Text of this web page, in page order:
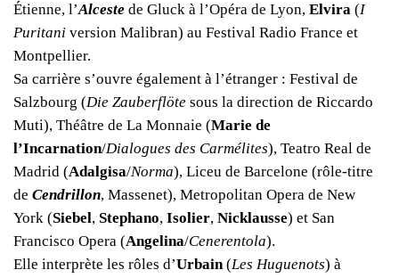
Étienne, l’Alceste de Gluck à l’Opéra de Lyon, Elvira (I
Puritani version Malibran) au Festival Radio France et
Montpellier.
Sa carrière s’ouvre également à l’étranger : Festival de
Salzbourg (Die Zauberflöte sous la direction de Riccardo
Muti), Théâtre de La Monnaie (Marie de
l’Incarnation/Dialogues des Carmélites), Teatro Real de
Madrid (Adalgisa/Norma), Liceu de Barcelone (rôle-titre
de Cendrillon, Massenet), Metropolitan Opera de New
York (Siebel, Stephano, Isolier, Nicklausse) et San
Francisco Opera (Angelina/Cenerentola).
Elle interprète les rôles d’Urbain(Les Huguenots) à